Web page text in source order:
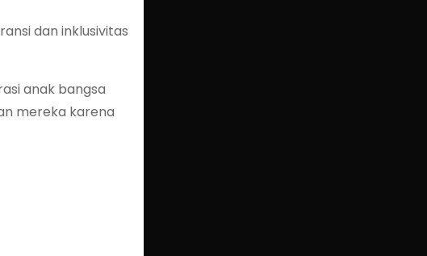
dan inklusivitas
anak bangsa
mereka karena